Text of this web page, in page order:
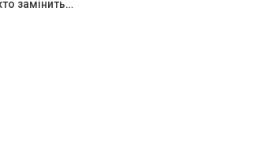
замінить…